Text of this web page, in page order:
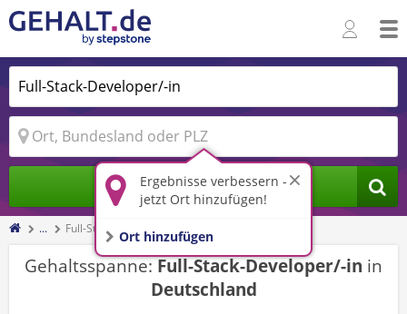
Ergebnisse verbessern -
jetzt Ort hinzufügen!
Ort hinzufügen
Jobs finden
... Full-Stack-Developer/-in
Gehaltsspanne:Full-Stack-Developer/-in in
Deutschland